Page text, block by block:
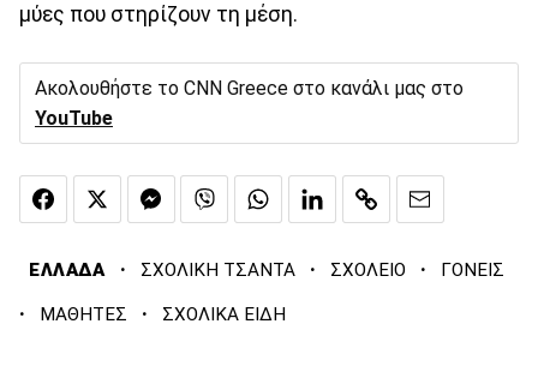
μύες που στηρίζουν τη μέση.
Ακολουθήστε το CNN Greece στο κανάλι μας στο
YouTube
ΕΛΛΑΔΑ · ΣΧΟΛΙΚΗ ΤΣΑΝΤΑ · ΣΧΟΛΕΙΟ · ΓΟΝΕΙΣ
· ΜΑΘΗΤΕΣ · ΣΧΟΛΙΚΑ ΕΙΔΗ